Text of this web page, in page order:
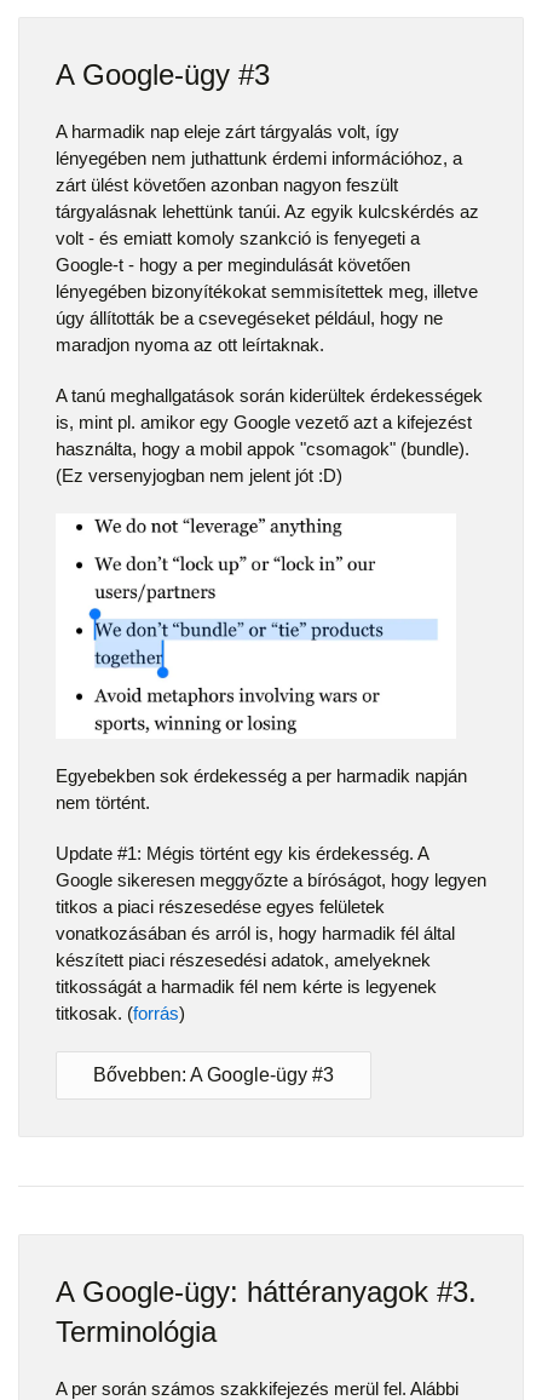
A Google-ügy #3
A harmadik nap eleje zárt tárgyalás volt, így
lényegében nem juthattunk érdemi információhoz, a
zárt ülést követően azonban nagyon feszült
tárgyalásnak lehettünk tanúi. Az egyik kulcskérdés az
volt - és emiatt komoly szankció is fenyegeti a
Google-t - hogy a per megindulását követően
lényegében bizonyítékokat semmisítettek meg, illetve
úgy állították be a csevegéseket például, hogy ne
maradjon nyoma az ott leírtaknak.
A tanú meghallgatások során kiderültek érdekességek
is, mint pl. amikor egy Google vezető azt a kifejezést
használta, hogy a mobil appok "csomagok" (bundle).
(Ez versenyjogban nem jelent jót :D)
Egyebekben sok érdekesség a per harmadik napján
nem történt.
Update #1: Mégis történt egy kis érdekesség. A
Google sikeresen meggyőzte a bíróságot, hogy legyen
titkos a piaci részesedése egyes felületek
vonatkozásában és arról is, hogy harmadik fél által
készített piaci részesedési adatok, amelyeknek
titkosságát a harmadik fél nem kérte is legyenek
titkosak. (forrás)
Bővebben: A Google-ügy #3
A Google-ügy: háttéranyagok #3.
Terminológia
A per során számos szakkifejezés merül fel. Alábbi